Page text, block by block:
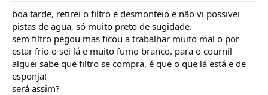
boa tarde, retirei o filtro e desmonteio e não vi possivei
pistas de agua, só muito preto de sugidade.
sem filtro pegou mas ficou a trabalhar muito mal o por
estar frio o sei lá e muito fumo branco. para o cournil
alguei sabe que filtro se compra, é que o que lá está e de
esponja!
será assim?